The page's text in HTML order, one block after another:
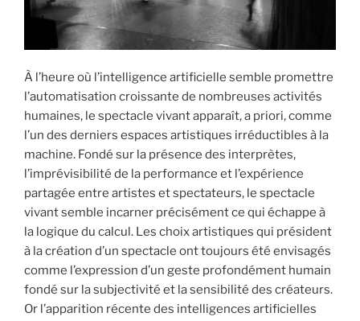
À l’heure où l’intelligence artificielle semble promettre
l’automatisation croissante de nombreuses activités
humaines, le spectacle vivant apparaît, a priori, comme
l’un des derniers espaces artistiques irréductibles à la
machine. Fondé sur la présence des interprètes,
l’imprévisibilité de la performance et l’expérience
partagée entre artistes et spectateurs, le spectacle
vivant semble incarner précisément ce qui échappe à
la logique du calcul. Les choix artistiques qui président
à la création d’un spectacle ont toujours été envisagés
comme l’expression d’un geste profondément humain
fondé sur la subjectivité et la sensibilité des créateurs.
Or l’apparition récente des intelligences artificielles